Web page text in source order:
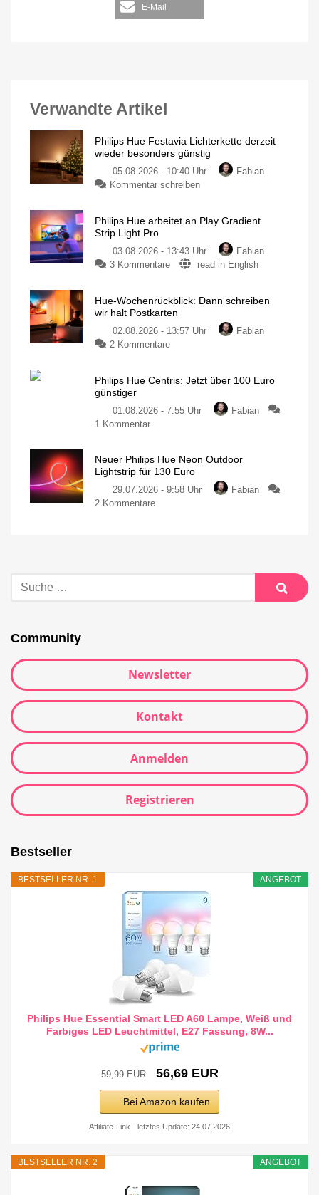
E-Mail
Verwandte Artikel
Philips Hue Festavia Lichterkette derzeit
wieder besonders günstig
05.08.2026 - 10:40 Uhr
Fabian
Kommentar schreiben
Philips Hue arbeitet an Play Gradient
Strip Light Pro
03.08.2026 - 13:43 Uhr
Fabian
3 Kommentare
read in English
Hue-Wochenrückblick: Dann schreiben
wir halt Postkarten
02.08.2026 - 13:57 Uhr
Fabian
2 Kommentare
Philips Hue Centris: Jetzt über 100 Euro
günstiger
01.08.2026 - 7:55 Uhr
Fabian
1 Kommentar
Neuer Philips Hue Neon Outdoor
Lightstrip für 130 Euro
29.07.2026 - 9:58 Uhr
Fabian
2 Kommentare
Community
Newsletter
Kontakt
Anmelden
Registrieren
Bestseller
ANGEBOT
BESTSELLER NR. 1
Philips Hue Essential Smart LED A60 Lampe, Weiß und
Farbiges LED Leuchtmittel, E27 Fassung, 8W...
59,99 EUR 56,69 EUR
Bei Amazon kaufen
Affiliate-Link - letztes Update: 24.07.2026
ANGEBOT
BESTSELLER NR. 2